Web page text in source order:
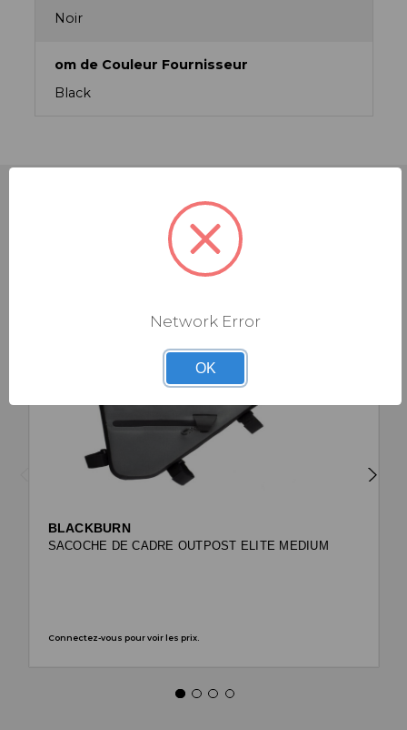
Noir
om de Couleur Fournisseur
Black
PRODUITS RECOMMANDÉS
BLACKBURN
SACOCHE DE CADRE OUTPOST ELITE MEDIUM
Connectez-vous pour voir les prix.
Network Error
OK